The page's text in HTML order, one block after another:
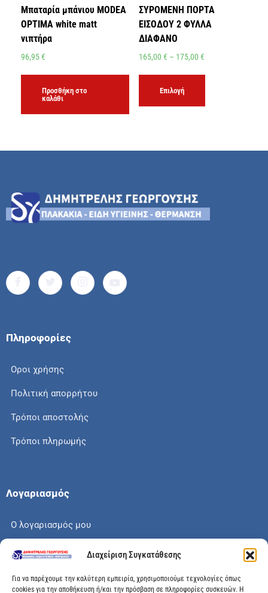
Διαχείριση Συγκατάθεσης
Για να παρέχουμε την καλύτερη εμπειρία, χρησιμοποιούμε τεχνολογίες όπως
cookies για την αποθήκευση ή/και την πρόσβαση σε πληροφορίες συσκευών. Η
Μπαταρία μπάνιου MODEA
OPTIMA white matt
νιπτήρα
96,95€
Προσθήκη στο
καλάθι
ΣΥΡΟΜΕΝΗ ΠΟΡΤΑ
ΕΙΣΟΔΟΥ 2 ΦΥΛΛΑ
ΔΙΑΦΑΝΟ
165,00 € – 175,00 €
Επιλογή
Πληροφορίες
Οροι χρήσης
Πολιτική απορρήτου
Τρόποι αποστολής
Τρόποι πληρωμής
Λογαριασμός
Ο λογαριασμός μου
Το καλάθι μου
Check out